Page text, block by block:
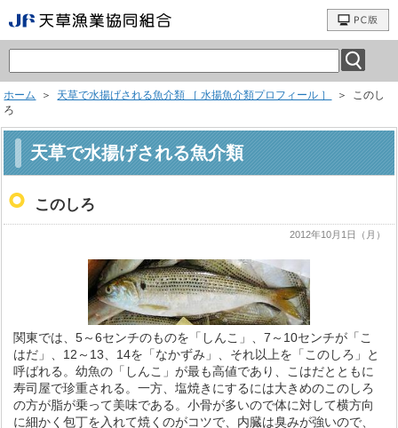
ホーム ＞ 天草で水揚げされる魚介類 ［ 水揚魚介類プロフィール ］
＞ このし
ろ
天草で水揚げされる魚介類
このしろ
2012年10月1日（月）
関東では、5～6センチのものを「しんこ」、7～10センチが「こ
はだ」、12～13、14を「なかずみ」、それ以上を「このしろ」と
呼ばれる。幼魚の「しんこ」が最も高値であり、こはだとともに
寿司屋で珍重される。一方、塩焼きにするには大きめのこのしろ
の方が脂が乗って美味である。小骨が多いので体に対して横方向
に細かく包丁を入れて焼くのがコツで、内臓は臭みが強いので、